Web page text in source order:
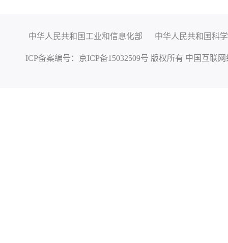
中华人民共和国工业和信息化部 中华人民共和国科
ICP备案编号： 京ICP备15032509号 版权所有 中国互联